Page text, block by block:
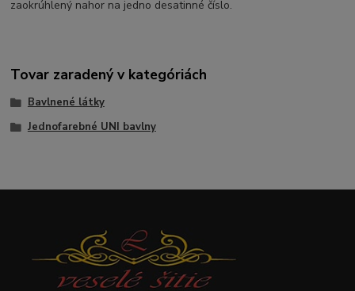
zaokrúhlený nahor na jedno desatinné číslo.
Tovar zaradený v kategóriách
Bavlnené látky
Jednofarebné UNI bavlny